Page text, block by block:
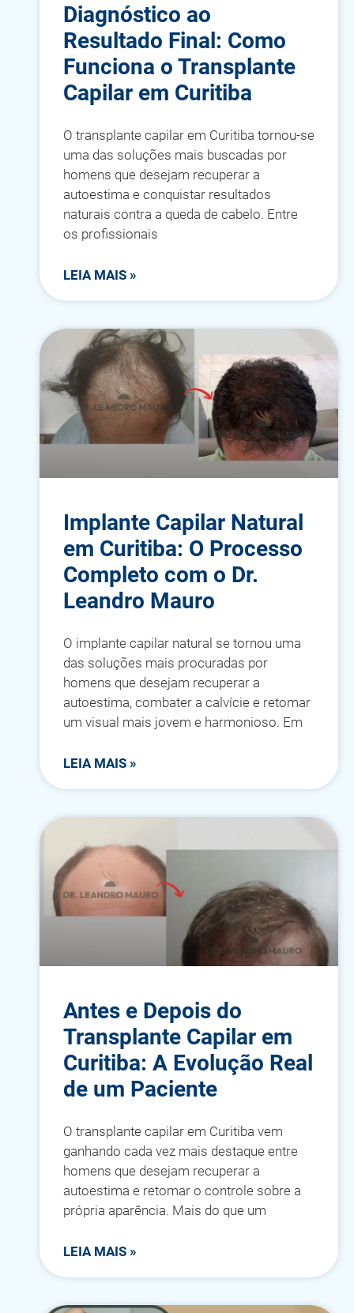
Diagnóstico ao
Resultado Final: Como
Funciona o Transplante
Capilar em Curitiba
O transplante capilar em Curitiba tornou-se
uma das soluções mais buscadas por
homens que desejam recuperar a
autoestima e conquistar resultados
naturais contra a queda de cabelo. Entre
os profissionais
LEIA MAIS »
Implante Capilar Natural
em Curitiba: O Processo
Completo com o Dr.
Leandro Mauro
O implante capilar natural se tornou uma
das soluções mais procuradas por
homens que desejam recuperar a
autoestima, combater a calvície e retomar
um visual mais jovem e harmonioso. Em
LEIA MAIS »
Antes e Depois do
Transplante Capilar em
Curitiba: A Evolução Real
de um Paciente
O transplante capilar em Curitiba vem
ganhando cada vez mais destaque entre
homens que desejam recuperar a
autoestima e retomar o controle sobre a
própria aparência. Mais do que um
LEIA MAIS »